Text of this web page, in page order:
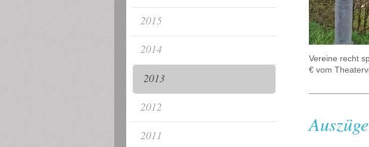
Vereine recht
€ vom
2015
2014
2013
2012
2011